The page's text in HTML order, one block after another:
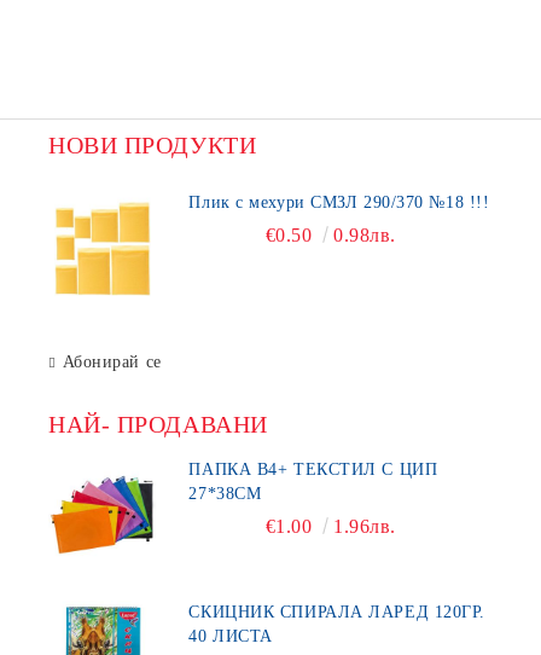
НОВИ ПРОДУКТИ
Плик с мехури СМЗЛ 290/370 №18 !!!
€0.50 0.98лв.
Абонирай се
НАЙ- ПРОДАВАНИ
ПАПКА В4+ ТЕКСТИЛ С ЦИП
27*38СМ
€1.00 1.96лв.
СКИЦНИК СПИРАЛА ЛАРЕД 120ГР.
40 ЛИСТА